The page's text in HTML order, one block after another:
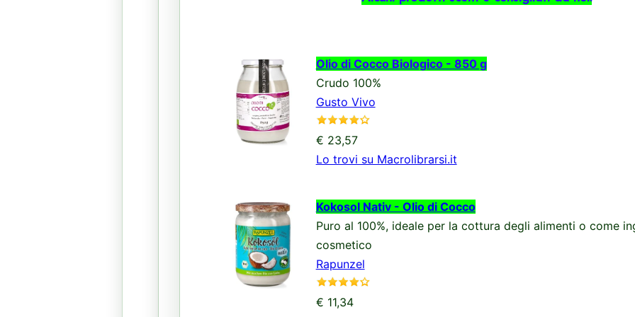
Olio di Cocco Biologico - 850 g
Crudo 100%
Gusto Vivo
€ 23,57
Lo trovi su Macrolibrarsi.it
Kokosol Nativ - Olio di Cocco
Puro al 100%, ideale per la cottura degli alimenti o come
cosmetico
Rapunzel
€ 11,34